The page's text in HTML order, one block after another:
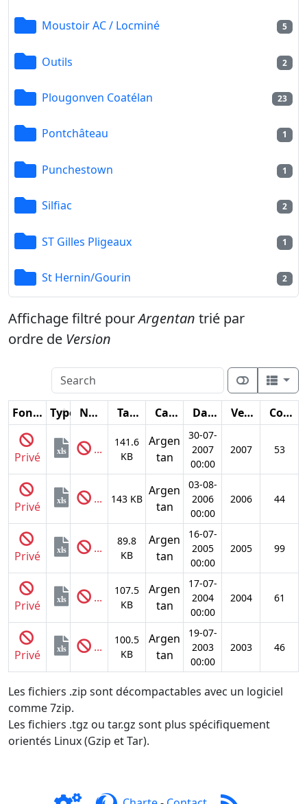
Moustoir AC / Locminé 5
Outils 2
Plougonven Coatélan 23
Pontchâteau 1
Punchestown 1
Silfiac 2
ST Gilles Pligeaux 1
St Hernin/Gourin 2
Affichage filtré pourArgentan trié par
ordre de Version
Fonctions Type Nom Taille Catégorie Date Version Compteur
Privé xls ...
141.6
KB
Argen
tan
30-07-
2007
00:00
2007 53
Privé xls ... 143 KB
Argen
tan
03-08-
2006
00:00
2006 44
Privé xls ...
89.8
KB
Argen
tan
16-07-
2005
00:00
2005 99
Privé xls ...
107.5
KB
Argen
tan
17-07-
2004
00:00
2004 61
Privé xls ...
100.5
KB
Argen
tan
19-07-
2003
00:00
2003 46
Les fichiers .zip sont décompactables avec un logiciel
comme 7zip.
Les fichiers .tgz ou tar.gz sont plus spécifiquement
orientés Linux (Gzip et Tar).